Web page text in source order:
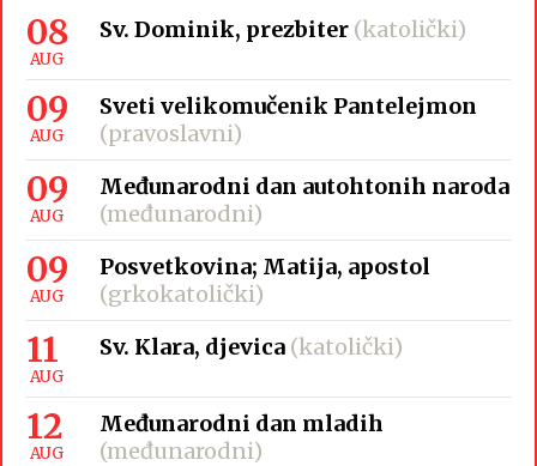
08
AUG
Sv. Dominik, prezbiter (katolički)
09
AUG
Sveti velikomučenik Pantelejmon
(pravoslavni)
09
AUG
Međunarodni dan autohtonih naroda
(međunarodni)
09
AUG
Posvetkovina; Matija, apostol
(grkokatolički)
11
AUG
Sv. Klara, djevica (katolički)
12
AUG
Međunarodni dan mladih
(međunarodni)